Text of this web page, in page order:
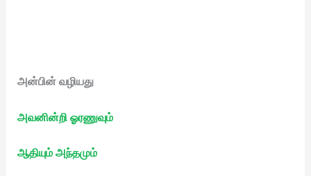
அன்பின் வழியது
அவனின்றி ஓரணுவும்
ஆதியும் அந்தமும்